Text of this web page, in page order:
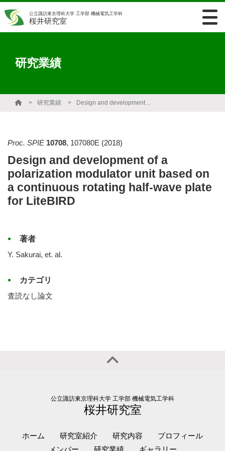
公立諏訪東京理科大学 工学部 機械電気工学科
桜井研究室
研究業績
研究業績 Design and development of a polarization modulator unit based on a continuous rotating half-wave plate for LiteBIRD
Proc. SPIE 10708, 107080E (2018)
Design and development of a
polarization modulator unit based on
a continuous rotating half-wave plate
for LiteBIRD
著者
Y. Sakurai, et. al.
カテゴリ
査読なし論文
公立諏訪東京理科大学 工学部 機械電気工学科
桜井研究室
ホーム 研究室紹介 研究内容
プロフィール
メンバー
研究業績 ギャラリー